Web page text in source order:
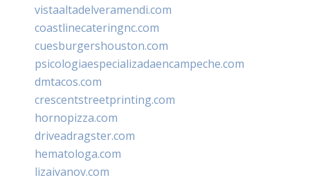
vistaaltadelveramendi.com
coastlinecateringnc.com
cuesburgershouston.com
psicologiaespecializadaencampeche.com
dmtacos.com
crescentstreetprinting.com
hornopizza.com
driveadragster.com
hematologa.com
lizaivanov.com